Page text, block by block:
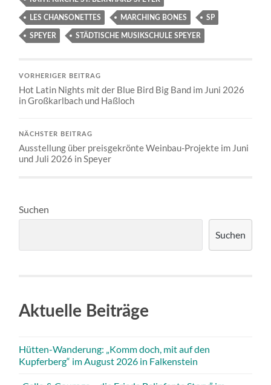
LES CHANSONETTES MARCHING BONES SP
SPEYER STÄDTISCHE MUSIKSCHULE SPEYER
VORHERIGER BEITRAG
Hot Latin Nights mit der Blue Bird Big Band im Juni 2026
in Großkarlbach und Haßloch
NÄCHSTER BEITRAG
Ausstellung über preisgekrönte Weinbau-Projekte im Juni
und Juli 2026 in Speyer
Suchen
Suchen
Aktuelle Beiträge
Hütten-Wanderung: „Komm doch, mit auf den
Kupferberg“ im August 2026 in Falkenstein